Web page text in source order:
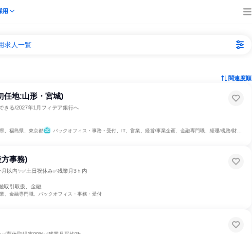
用
求人一覧
関連度順
任地:山形・宮城)
きる/2027年1月フィデア銀行へ
、福島県、東京都 バックオフィス・事務・受付、IT、営業、経営/事業企画、金融専門職、経理/税務/財務、人事、総務、法務/知財、広報/IR
事務)
以内✨✅土日祝休み✅残業月3ｈ内
取引取扱、金融
、金融専門職、バックオフィス・事務・受付